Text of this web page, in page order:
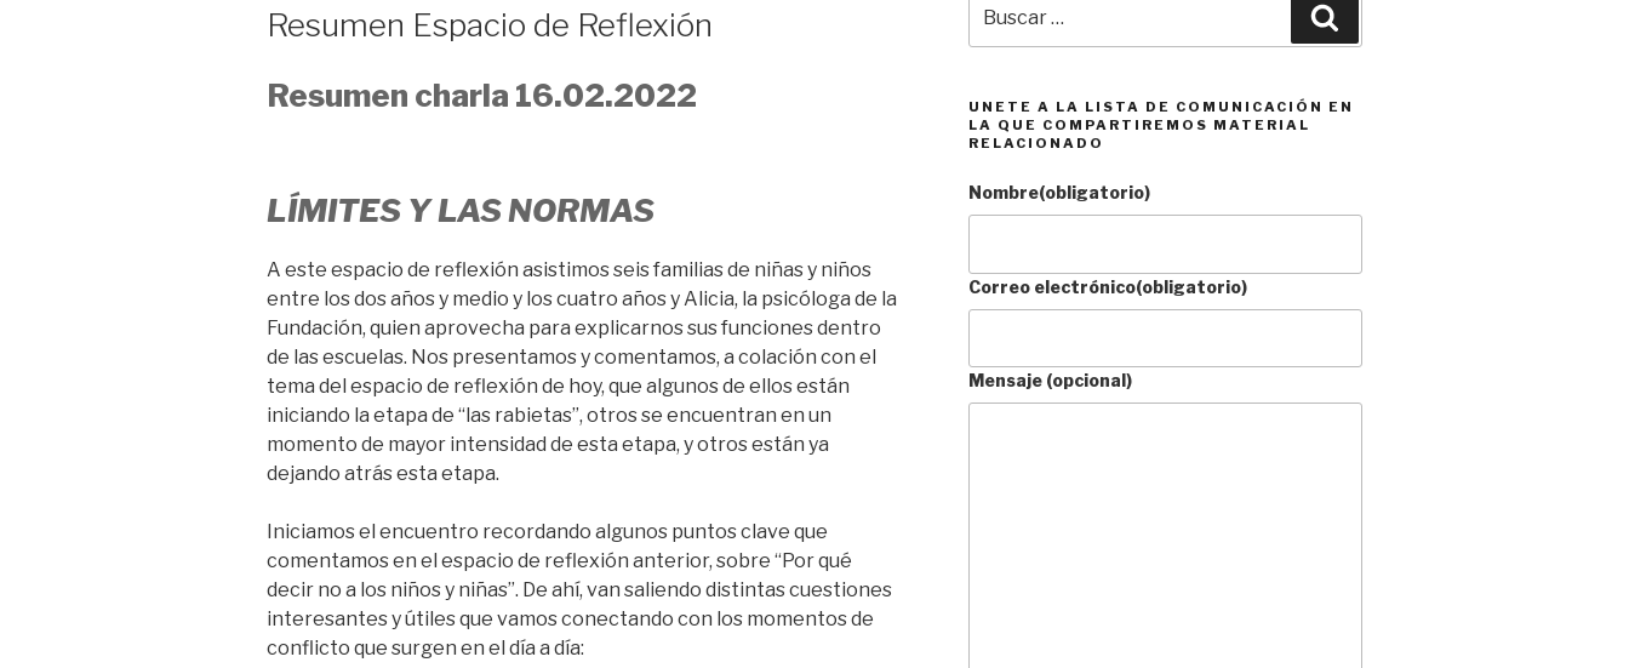
Resumen Espacio de Reflexión
Resumen charla 16.02.2022
LÍMITES Y LAS NORMAS
A este espacio de reflexión asistimos seis familias de niñas y niños
entre los dos años y medio y los cuatro años y Alicia, la psicóloga de la
Fundación, quien aprovecha para explicarnos sus funciones dentro
de las escuelas. Nos presentamos y comentamos, a colación con el
tema del espacio de reflexión de hoy, que algunos de ellos están
iniciando la etapa de “las rabietas”, otros se encuentran en un
momento de mayor intensidad de esta etapa, y otros están ya
dejando atrás esta etapa.
Iniciamos el encuentro recordando algunos puntos clave que
comentamos en el espacio de reflexión anterior, sobre “Por qué
decir no a los niños y niñas”. De ahí, van saliendo distintas cuestiones
interesantes y útiles que vamos conectando con los momentos de
conflicto que surgen en el día a día:
por:
UNETE A LA LISTA DE COMUNICACIÓN EN
LA QUE COMPARTIREMOS MATERIAL
RELACIONADO
Nombre(obligatorio)
Correo electrónico(obligatorio)
Mensaje (opcional)